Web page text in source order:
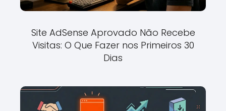
Site AdSense Aprovado Não Recebe
Visitas: O Que Fazer nos Primeiros 30
Dias